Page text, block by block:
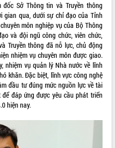
Sở Thông tin và Truyền thông
gian qua, dưới sự chỉ đạo của Tỉnh
môn nghiệp vụ của Bộ Thông
và đội ngũ công chức, viên chức,
Truyền thông đã nỗ lực, chủ động
nhiệm vụ chuyên môn được giao.
nhiệm vụ quản lý Nhà nước về lĩnh
khăn. Đặc biệt, lĩnh vực công nghệ
đầu tư đúng mức nguồn lực về tài
đáp ứng được yêu cầu phát triển
hiện nay.